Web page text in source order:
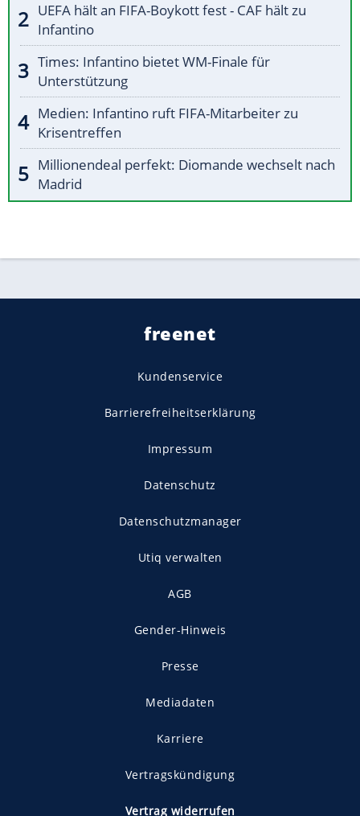
UEFA hält an FIFA-Boykott fest - CAF hält zu
Infantino
Times: Infantino bietet WM-Finale für
Unterstützung
Medien: Infantino ruft FIFA-Mitarbeiter zu
Krisentreffen
Millionendeal perfekt: Diomande wechselt nach
Madrid
freenet
Kundenservice
Barrierefreiheitserklärung
Impressum
Datenschutz
Datenschutzmanager
Utiq verwalten
AGB
Gender-Hinweis
Presse
Mediadaten
Karriere
Vertragskündigung
Vertrag widerrufen